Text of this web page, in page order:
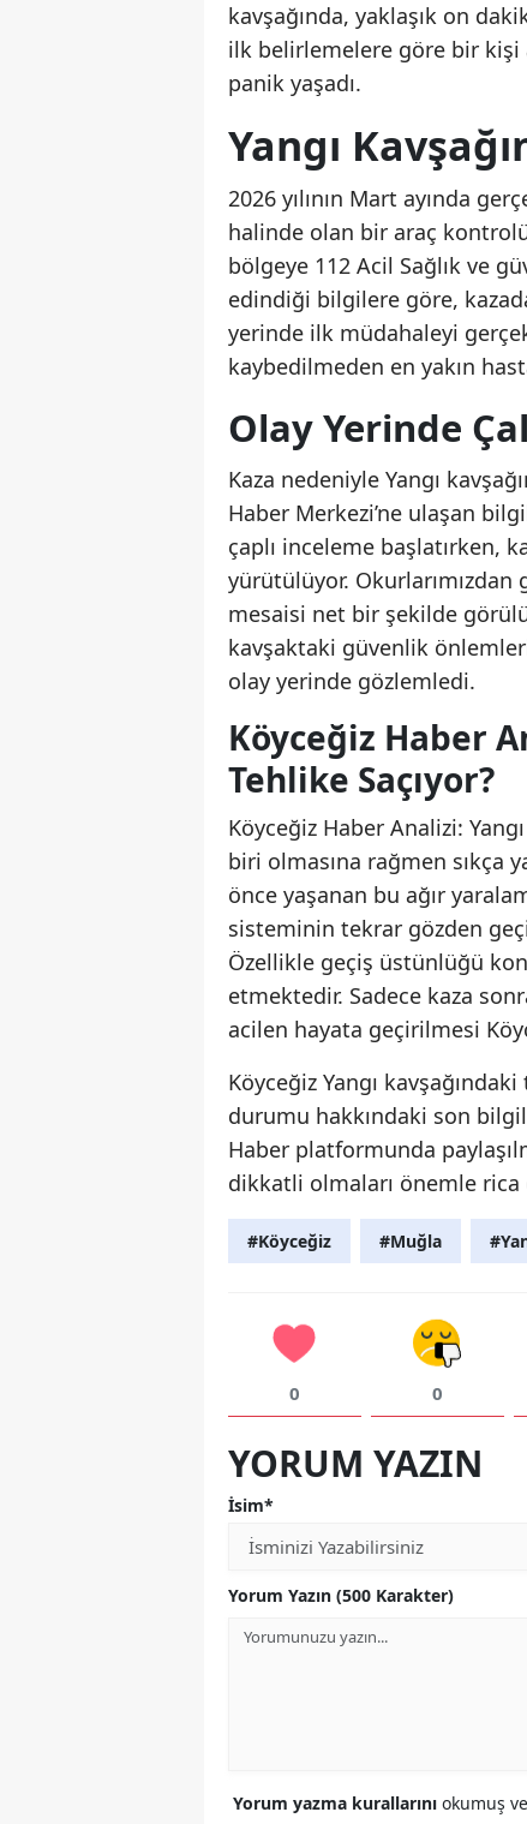
kavşağında, yaklaşık on
ilk belirlemelere göre bir kişi
panik yaşadı.
Yangı
2026 yılının Mart ayında
halinde olan bir araç
bölgeye 112 Acil Sağlık ve
edindiği bilgilere göre,
yerinde ilk müdahaleyi
kaybedilmeden en yakın
Olay Yerinde
Kaza nedeniyle Yangı
Haber Merkezi’ne ulaşan
çaplı inceleme başlatırken,
yürütülüyor.
mesaisi net bir şekilde
kavşaktaki güvenlik
olay yerinde gözlemledi.
Köyceğiz Haber
Tehlike Saçıyor?
Köyceğiz Haber Analizi:
biri olmasına rağmen sıkça
önce yaşanan bu ağır
sisteminin tekrar gözden
Özellikle geçiş üstünlüğü
etmektedir. Sadece kaza
acilen hayata geçirilmesi
Köyceğiz Yangı
durumu hakkındaki son
Haber platformunda
dikkatli olmaları önemle rica
#Köyceğiz #Muğla
0 0
YORUM YAZIN
İsim*
Yorum Yazın (500 Karakter)
Yorum yazma kurallarını okumuş